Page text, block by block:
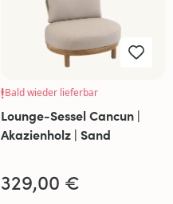
Bald wieder lieferbar
Lounge-Sessel Cancun |
Akazienholz | Sand
329,00 €